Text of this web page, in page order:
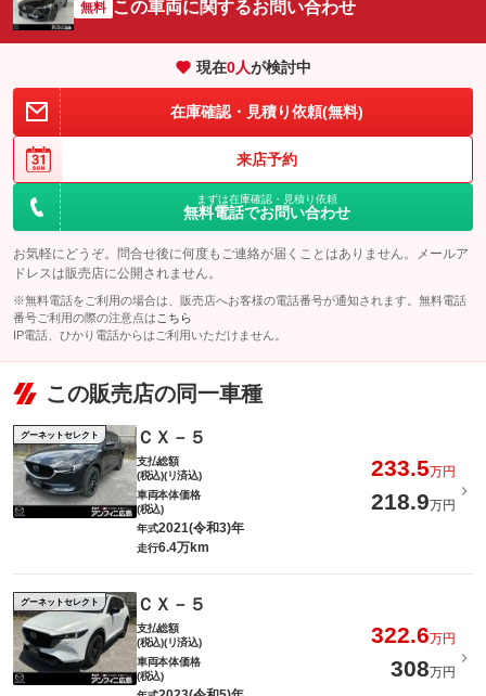
もしもの時でも安心！ＪＡＦ加入パックです。ＪＡＦ会員なら、
保険適用外のトラブルにも対応！利用回数の制限もないから安心
です。詳細はスタッフまでお問い合わせ下さい！
備考
このパックの見積もり依頼（無料）
無料 この車両に関するお問い合わせ
現在0人が検討中
在庫確認・見積り依頼(無料)
来店予約
まずは在庫確認・見積り依頼
無料電話でお問い合わせ
お気軽にどうぞ。問合せ後に何度もご連絡が届くことはありません。メールア
ドレスは販売店に公開されません。
※無料電話をご利用の場合は、販売店へお客様の電話番号が通知されます。無料電話
番号ご利用の際の注意点は こちら
IP電話、ひかり電話からはご利用いただけません。
この販売店の同一車種
グーネットセレクト ＣＸ－５
支払総額
(税込)(リ済込)
233.5万円
車両本体価格
(税込)
218.9万円
年式2021(令和3)年
走行6.4万km
グーネットセレクト ＣＸ－５
支払総額
(税込)(リ済込)
322.6万円
車両本体価格
(税込)
308万円